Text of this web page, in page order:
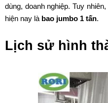
dùng, doanh nghiệp. Tuy
hiện nay là bao jumbo 1 tấn.
Lịch sử hình